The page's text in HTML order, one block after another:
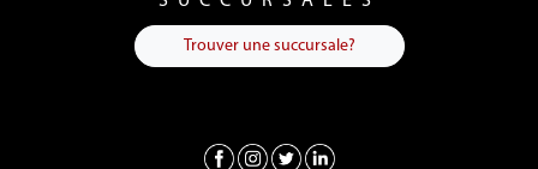
Trouver une succursale?